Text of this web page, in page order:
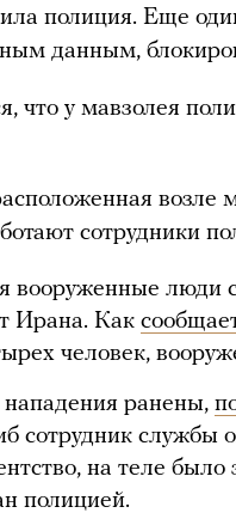
полиция. Еще
данным,
что у мавзолея
возле
сотрудники
вооруженные люди
Ирана. Как
человек,
нападения ранены,
сотрудник службы
на теле было
полицией.